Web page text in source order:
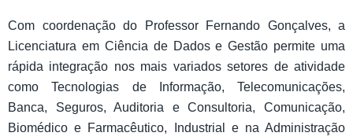
Com coordenação do Professor Fernando Gonçalves, a
Licenciatura em Ciência de Dados e Gestão permite uma
rápida integração nos mais variados setores de atividade
como Tecnologias de Informação, Telecomunicações,
Banca, Seguros, Auditoria e Consultoria, Comunicação,
Biomédico e Farmacêutico, Industrial e na Administração